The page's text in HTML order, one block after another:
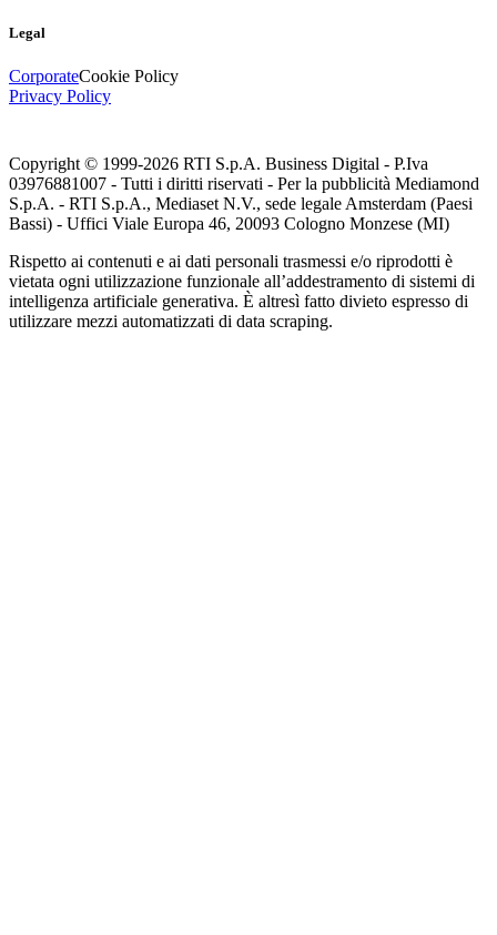
Legal
CorporateCookie Policy
Privacy Policy
Copyright © 1999-2026 RTI S.p.A. Business Digital - P.Iva
03976881007 - Tutti i diritti riservati - Per la pubblicità Mediamond
S.p.A. - RTI S.p.A., Mediaset N.V., sede legale Amsterdam (Paesi
Bassi) - Uffici Viale Europa 46, 20093 Cologno Monzese (MI)
Rispetto ai contenuti e ai dati personali trasmessi e/o riprodotti è
vietata ogni utilizzazione funzionale all’addestramento di sistemi di
intelligenza artificiale generativa. È altresì fatto divieto espresso di
utilizzare mezzi automatizzati di data scraping.